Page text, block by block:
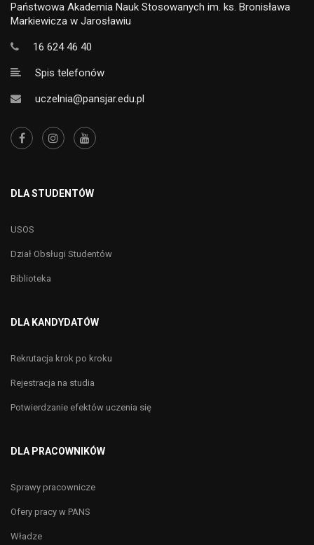
Państwowa Akademia Nauk Stosowanych im. ks. Bronisława
Markiewicza w Jarosławiu
16 624 46 40
Spis telefonów
uczelnia@pansjar.edu.pl
DLA STUDENTÓW
USOS
Dział Obsługi Studentów
Biblioteka
DLA KANDYDATÓW
Rekrutacja krok po kroku
Rejestracja na studia
Potwierdzanie efektów uczenia się
DLA PRACOWNIKÓW
Sprawy pracownicze
Ofery pracy w PANS
Władze